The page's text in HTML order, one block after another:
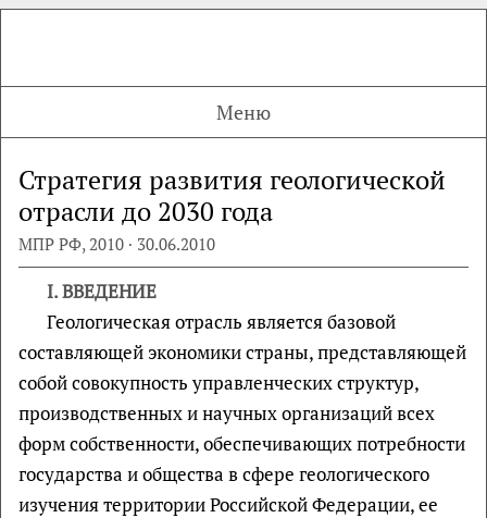
Меню
Стратегия развития геологической
отрасли до 2030 года
МПР РФ, 2010 · 30.06.2010
I. ВВЕДЕНИЕ
Геологическая отрасль является базовой
составляющей экономики страны, представляющей
собой совокупность управленческих структур,
производственных и научных организаций всех
форм собственности, обеспечивающих потребности
государства и общества в сфере геологического
изучения территории Российской Федерации, ее